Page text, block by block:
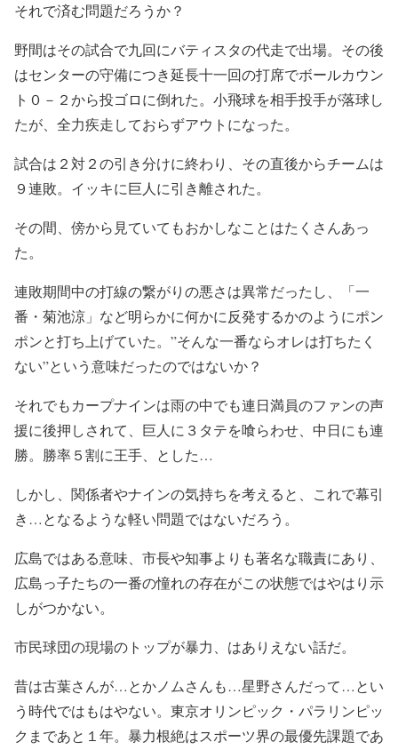
それで済む問題だろうか？
野間はその試合で九回にバティスタの代走で出場。その後
はセンターの守備につき延長十一回の打席でボールカウン
ト０－２から投ゴロに倒れた。小飛球を相手投手が落球し
たが、全力疾走しておらずアウトになった。
試合は２対２の引き分けに終わり、その直後からチームは
９連敗。イッキに巨人に引き離された。
その間、傍から見ていてもおかしなことはたくさんあっ
た。
連敗期間中の打線の繋がりの悪さは異常だったし、「一
番・菊池涼」など明らかに何かに反発するかのようにポン
ポンと打ち上げていた。”そんな一番ならオレは打ちたく
ない”という意味だったのではないか？
それでもカープナインは雨の中でも連日満員のファンの声
援に後押しされて、巨人に３タテを喰らわせ、中日にも連
勝。勝率５割に王手、とした…
しかし、関係者やナインの気持ちを考えると、これで幕引
き…となるような軽い問題ではないだろう。
広島ではある意味、市長や知事よりも著名な職責にあり、
広島っ子たちの一番の憧れの存在がこの状態ではやはり示
しがつかない。
市民球団の現場のトップが暴力、はありえない話だ。
昔は古葉さんが…とかノムさんも…星野さんだって…とい
う時代ではもはやない。東京オリンピック・パラリンピッ
クまであと１年。暴力根絶はスポーツ界の最優先課題であ